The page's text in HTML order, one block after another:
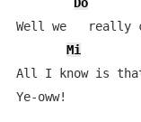
Well we   really
Mi
All I know is
Ye-oww!